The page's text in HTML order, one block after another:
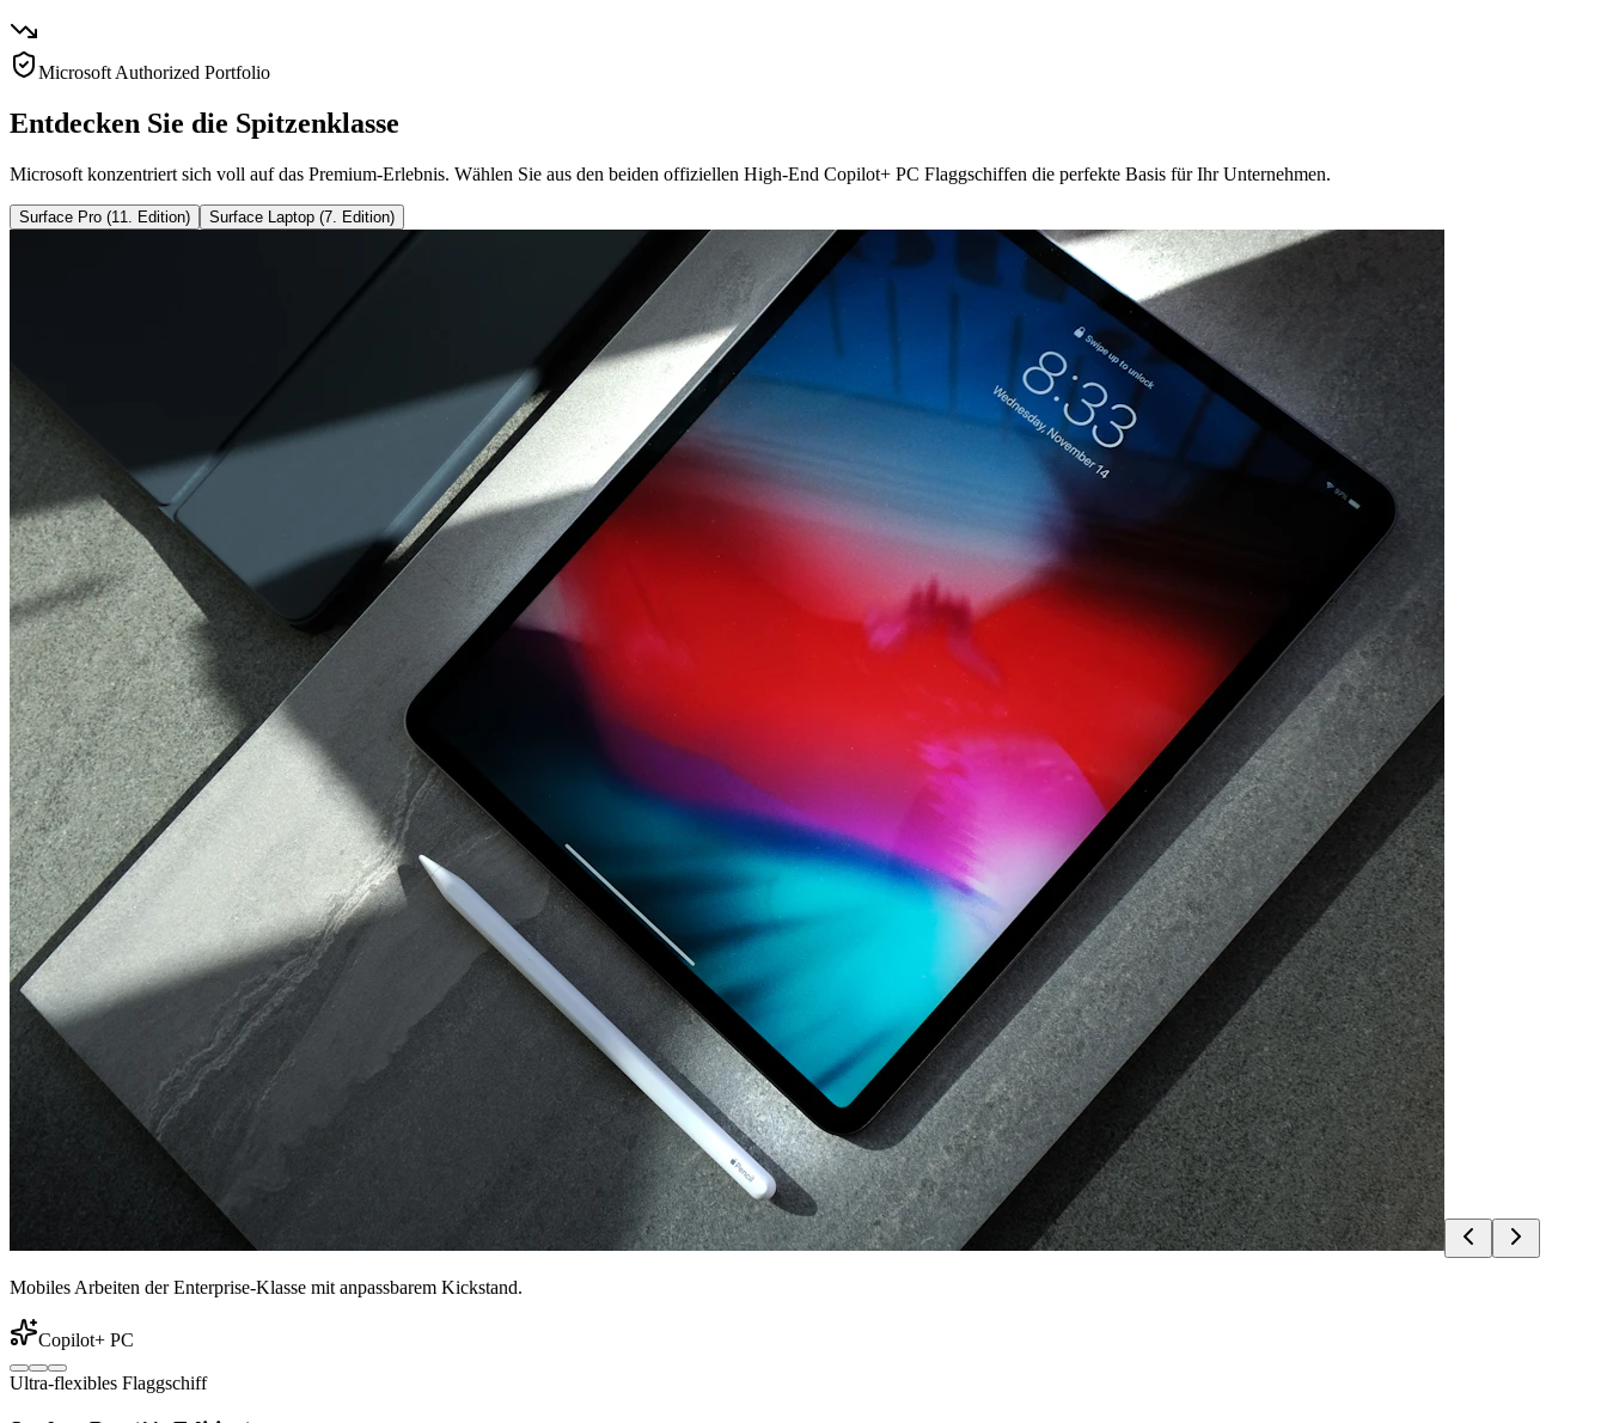
Microsoft Authorized Portfolio
Entdecken Sie die Spitzenklasse
Microsoft konzentriert sich voll auf das Premium-Erlebnis. Wählen Sie aus den beiden offiziellen High-End Copilot+ PC Flaggschiffen die perfekte Basis für Ihr Unternehmen.
Surface Pro (11. Edition) Surface Laptop (7. Edition)
Mobiles Arbeiten der Enterprise-Klasse mit anpassbarem Kickstand.
Copilot+ PC
Ultra-flexibles Flaggschiff